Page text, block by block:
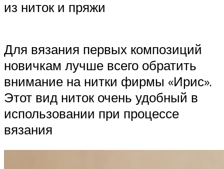
из ниток и пряжи
Для вязания первых композиций
новичкам лучше всего обратить
внимание на нитки фирмы «Ирис».
Этот вид ниток очень удобный в
использовании при процессе
вязания